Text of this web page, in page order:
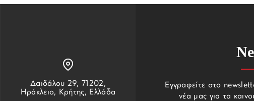
Δαιδάλου 29, 71202,
Ηράκλειο, Κρήτης, Ελλάδα
Εγγραφείτε στο
νέα μας για τα